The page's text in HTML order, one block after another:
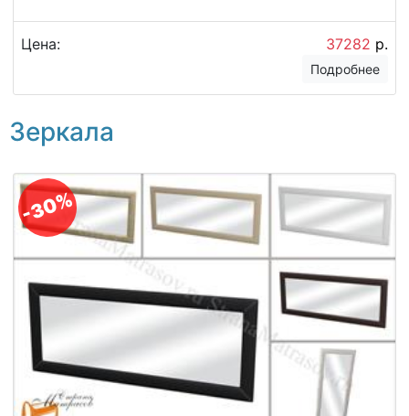
Цена: 37282 р.
Подробнее
Зеркала
-30%